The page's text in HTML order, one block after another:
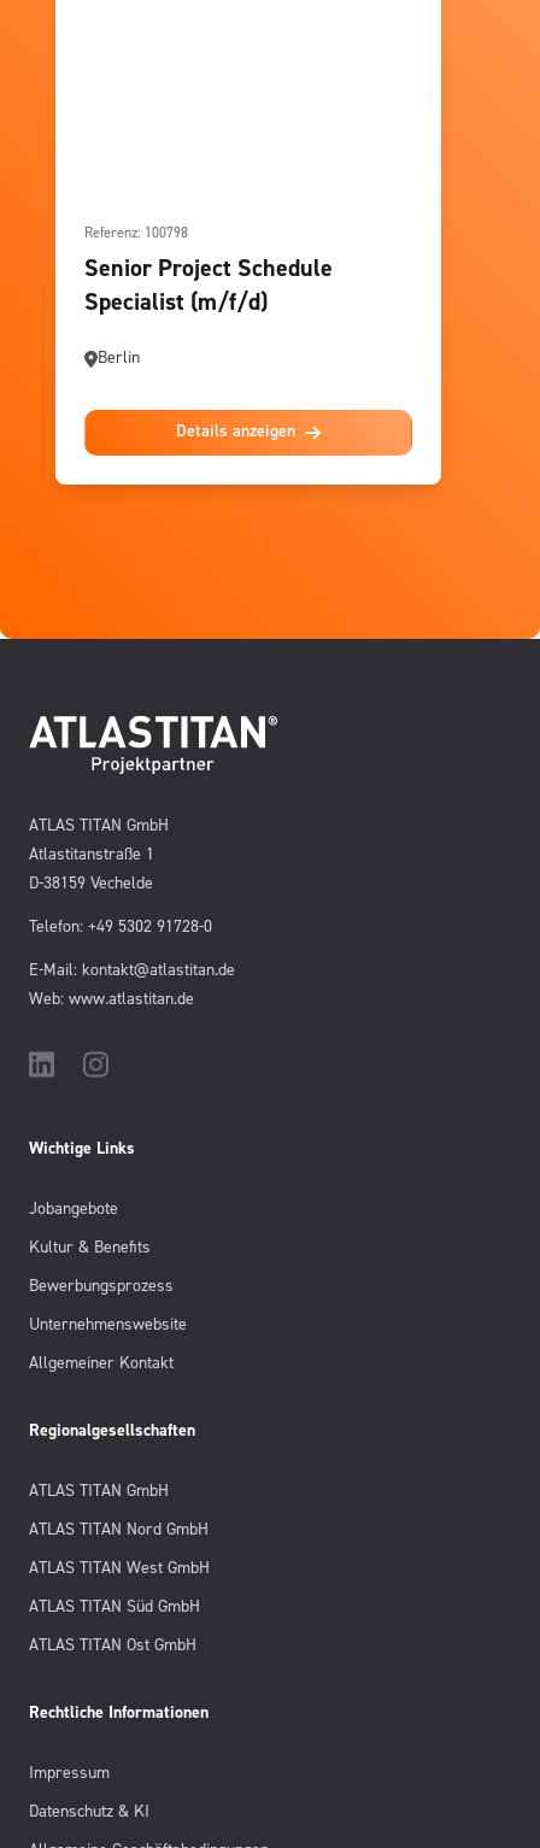
Referenz: 100798
Senior Project Schedule
Specialist (m/f/d)
Berlin
Details anzeigen
ATLAS TITAN GmbH
Atlastitanstraße 1
D-38159 Vechelde
Telefon: +49 5302 91728-0
E-Mail: kontakt@atlastitan.de
Web: www.atlastitan.de
Wichtige Links
Jobangebote
Kultur & Benefits
Bewerbungsprozess
Unternehmenswebsite
Allgemeiner Kontakt
Regionalgesellschaften
ATLAS TITAN GmbH
ATLAS TITAN Nord GmbH
ATLAS TITAN West GmbH
ATLAS TITAN Süd GmbH
ATLAS TITAN Ost GmbH
Rechtliche Informationen
Impressum
Datenschutz & KI